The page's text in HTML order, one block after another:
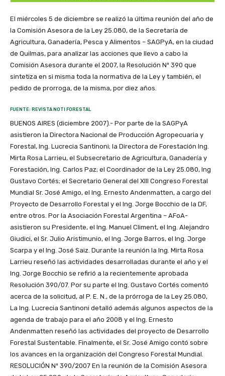
El miércoles 5 de diciembre se realizó la última reunión del año de
la Comisión Asesora de la Ley 25.080, de la Secretaría de
Agricultura, Ganadería, Pesca y Alimentos – SAGPyA, en la ciudad
de Quilmas, para analizar las acciones que llevo a cabo la
Comisión Asesora durante el 2007, la Resolución Nº 390 que
sintetiza en si misma toda la normativa de la Ley y también, el
pedido de prorroga, de la misma, por diez años.
FUENTE: REVISTA NOTI FORESTAL
BUENOS AIRES (diciembre 2007).- Por parte de la SAGPyA
asistieron la Directora Nacional de Producción Agropecuaria y
Forestal, Ing. Lucrecia Santinoni; la Directora de Forestación Ing.
Mirta Rosa Larrieu, el Subsecretario de Agricultura, Ganadería y
Forestación, Ing. Carlos Paz; el Coordinador de la Ley 25.080, Ing
Gustavo Cortés; el Secretario General del XIII Congreso Forestal
Mundial Sr. José Amigo, el Ing. Ernesto Andenmatten, a cargo del
Proyecto de Desarrollo Forestal y el Ing. Jorge Bocchio de la DF,
entre otros. Por la Asociación Forestal Argentina – AFoA-
asistieron su Presidente, el Ing. Manuel Climent, el Ing. Alejandro
Giudici, el Sr. Julio Aristimunio, el Ing. Jorge Barros, el Ing. Jorge
Scarpa y el Ing. José Saiz. Durante la reunión la Ing. Mirta Rosa
Larrieu reseñó las actividades desarrolladas durante el año y el
Ing. Jorge Bocchio se refirió a la recientemente aprobada
Resolución 390/07. Por su parte el Ing. Gustavo Cortés comentó
acerca de la solicitud, al P. E. N., de la prórroga de la Ley 25.080,
La Ing. Lucrecia Santinoni detalló además algunos aspectos de la
agenda de trabajo para el año 2008 y el Ing. Ernesto
Andenmatten reseñó las actividades del proyecto de Desarrollo
Forestal Sustentable. Finalmente, el Sr. José Amigo contó sobre
los avances en la organización del Congreso Forestal Mundial.
RESOLUCIÓN Nº 390/2007 En la reunión de la Comisión Asesora